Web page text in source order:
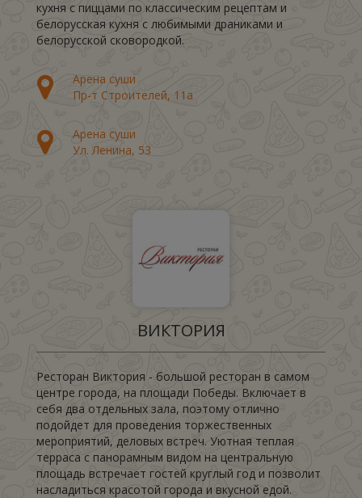
кухня с пиццами по классическим рецептам и
белорусская кухня с любимыми драниками и
белорусской сковородкой.
Арена суши
Пр-т Строителей, 11а
Арена суши
Ул. Ленина, 53
ВИКТОРИЯ
Ресторан Виктория - большой ресторан в самом
центре города, на площади Победы. Включает в
себя два отдельных зала, поэтому отлично
подойдет для проведения торжественных
мероприятий, деловых встреч. Уютная теплая
терраса с панорамным видом на центральную
площадь встречает гостей круглый год и позволит
насладиться красотой города и вкусной едой.